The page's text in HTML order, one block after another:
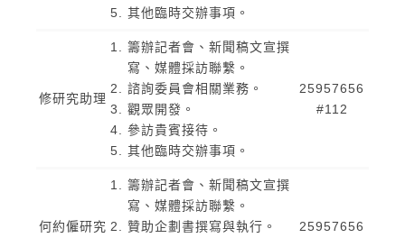
其他臨時交辦事項。
修研究助理
籌辦記者會、新聞稿文宣撰
寫、媒體採訪聯繫。
諮詢委員會相關業務。
觀眾開發。
參訪貴賓接待。
其他臨時交辦事項。
25957656
#112
何約僱研究
籌辦記者會、新聞稿文宣撰
寫、媒體採訪聯繫。
贊助企劃書撰寫與執行。
25957656